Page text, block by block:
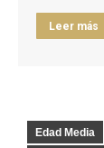
Leer más
Edad Media